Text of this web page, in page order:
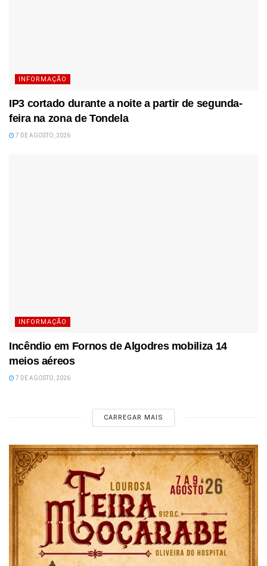
INFORMAÇÃO
IP3 cortado durante a noite a partir de segunda-
feira na zona de Tondela
7 DE AGOSTO, 2026
INFORMAÇÃO
Incêndio em Fornos de Algodres mobiliza 14
meios aéreos
7 DE AGOSTO, 2026
CARREGAR MAIS